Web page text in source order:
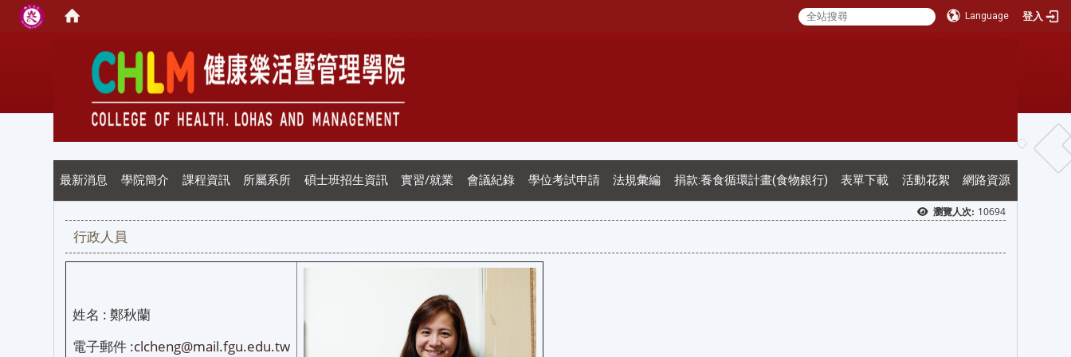
Language 登入
最新消息 學院簡介 課程資訊 所屬系所 碩士班招生資訊 實習/就業 會議紀錄 學位考試申請 法規彙編 捐款:養食循環計畫(食物銀行) 表單下載 活動花絮 網路資源
瀏覽人次: 10694
行政人員
姓名 : 鄭秋蘭
電子郵件 :clcheng@mail.fgu.edu.tw